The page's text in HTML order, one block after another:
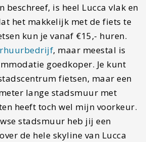
beschreef, is heel Lucca vlak en
het makkelijk met de fiets te
kun je vanaf €15,- huren.
, maar meestal is
goedkoper. Je kunt
fietsen, maar een
lange stadsmuur met
heeft toch wel mijn voorkeur.
stadsmuur heb jij een
de hele skyline van Lucca